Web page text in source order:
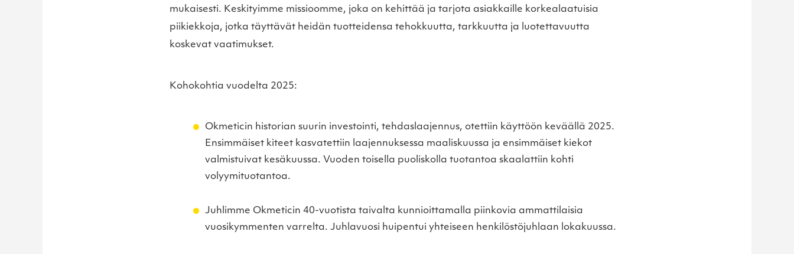
mukaisesti. Keskityimme missioomme, joka on kehittää ja tarjota asiakkaille korkealaatuisia
piikiekkoja, jotka täyttävät heidän tuotteidensa tehokkuutta, tarkkuutta ja luotettavuutta
koskevat vaatimukset.
Kohokohtia vuodelta 2025:
Okmeticin historian suurin investointi, tehdaslaajennus, otettiin käyttöön keväällä 2025.
Ensimmäiset kiteet kasvatettiin laajennuksessa maaliskuussa ja ensimmäiset kiekot
valmistuivat kesäkuussa. Vuoden toisella puoliskolla tuotantoa skaalattiin kohti
volyymituotantoa.
Juhlimme Okmeticin 40-vuotista taivalta kunnioittamalla piinkovia ammattilaisia
vuosikymmenten varrelta. Juhlavuosi huipentui yhteiseen henkilöstöjuhlaan lokakuussa.